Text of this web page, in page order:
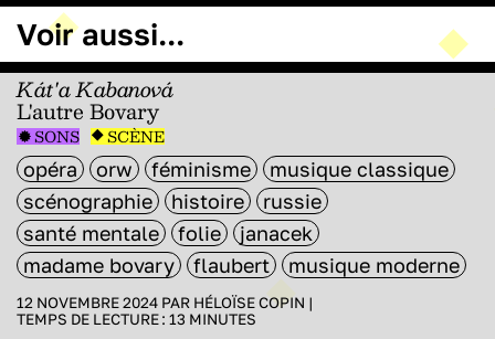
Voir aussi...
Kát'a Kabanová
L'autre Bovary
SONS SCÈNE
opéra orw féminisme
musique classique
scénographie
histoire
russie
santé mentale
folie
janacek
madame bovary
flaubert musique moderne
12 NOVEMBRE 2024 PAR HÉLOÏSE COPIN |
TEMPS DE LECTURE : 13 MINUTES